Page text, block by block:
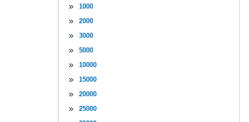
1000
2000
3000
5000
10000
15000
20000
25000